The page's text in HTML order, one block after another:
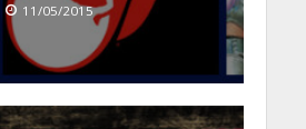
11/05/2015